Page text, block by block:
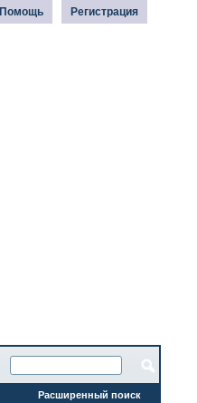
Регистрация
Помощь
Расширенный поиск